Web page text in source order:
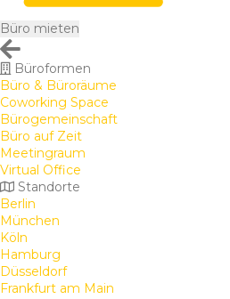
Büro mieten
Büroformen
Büro & Büroräume
Coworking Space
Bürogemeinschaft
Büro auf Zeit
Meetingraum
Virtual Office
Standorte
Berlin
München
Köln
Hamburg
Düsseldorf
Frankfurt am Main